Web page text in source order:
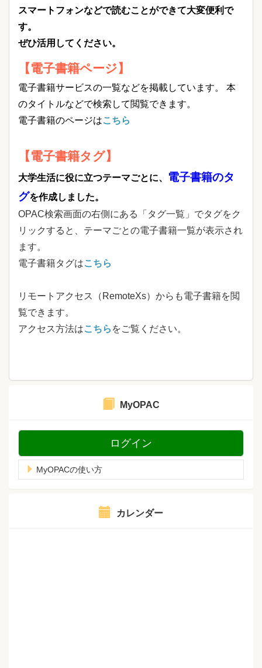
スマートフォンなどで読むことができて大変便利で
す。
ぜひ活用してください。
【電子書籍ページ】
電子書籍サービスの一覧などを掲載しています。 本
のタイトルなどで検索して閲覧できます。
電子書籍のページはこちら
【電子書籍タグ】
大学生活に役に立つテーマごとに、
電子書籍のタ
グを作成しました。
OPAC検索画面の右側にある「タグ一覧」でタグをク
リックすると、テーマごとの電子書籍一覧が表示され
ます。
電子書籍タグはこちら
リモートアクセス（RemoteXs）からも電子書籍を閲
覧できます。
アクセス方法はこちら をご覧ください。
MyOPAC
ログイン
MyOPACの使い方
カレンダー